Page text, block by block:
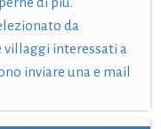
da
interessati a
inviare una e mail